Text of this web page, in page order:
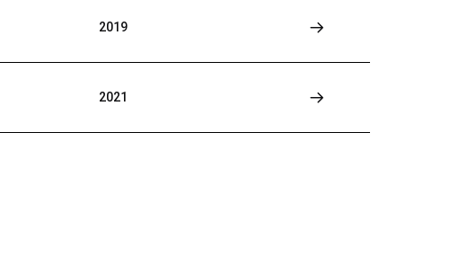
2019
2021